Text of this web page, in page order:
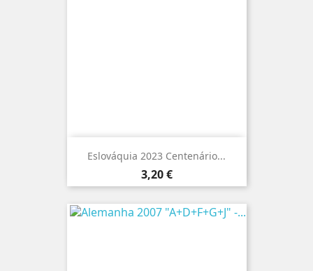
Eslováquia 2023 Centenário...
Preço
3,20 €